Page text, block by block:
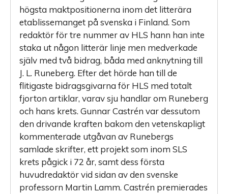
högsta maktpositionerna inom det litterära
etablissemanget på svenska i Finland. Som
redaktör för tre nummer av HLS hann han inte
staka ut någon litterär linje men medverkade
själv med två bidrag, båda med anknytning till
J. L. Runeberg. Efter det hörde han till de
flitigaste bidragsgivarna för HLS med totalt
fjorton artiklar, varav sju handlar om Runeberg
och hans krets. Gunnar Castrén var dessutom
den drivande kraften bakom den vetenskapligt
kommenterade utgåvan av Runebergs
samlade skrifter, ett projekt som inom SLS
krets pågick i 72 år, samt dess första
huvudredaktör vid sidan av den svenske
professorn Martin Lamm. Castrén premierades